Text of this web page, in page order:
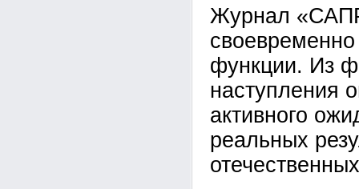
Журнал
функции. Из
наступления
активного
реальных